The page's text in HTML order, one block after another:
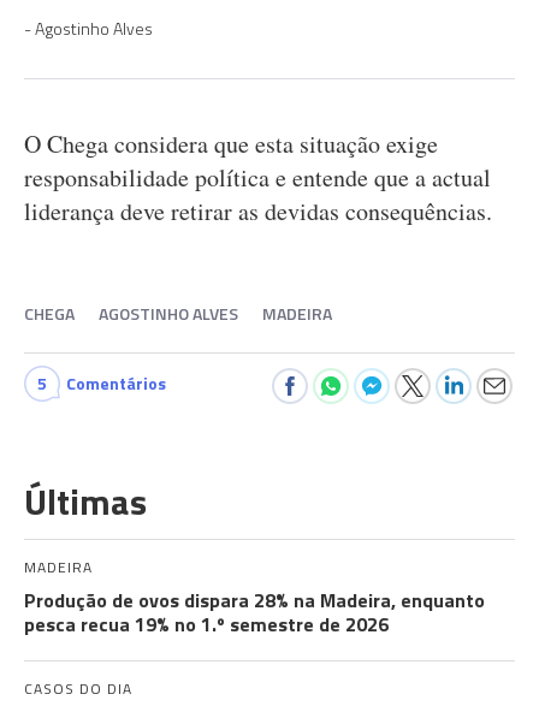
Agostinho Alves
O Chega considera que esta situação exige
responsabilidade política e entende que a actual
liderança deve retirar as devidas consequências.
CHEGA AGOSTINHO ALVES MADEIRA
5 Comentários
Últimas
MADEIRA
Produção de ovos dispara 28% na Madeira, enquanto
pesca recua 19% no 1.º semestre de 2026
CASOS DO DIA